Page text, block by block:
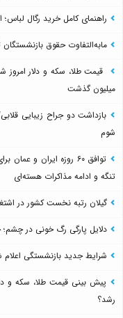
راهنمای کامل خرید رگال لباس؛
مابه‌التفاوت حقوق
میلیون گذشت
شوم
توافق ۶۰ روزه ایران و
تنگه و ادامه مذاکرات هسته‌ای
گیلان رتبه نخست کشور در
دلایل پارگی رگ خونی در چشم؛
شرایط جدید بازنشستگی
رشد؟